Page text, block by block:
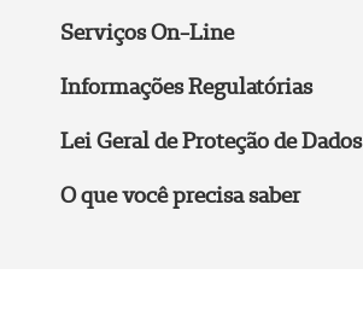
Serviços On-Line
Informações Regulatórias
Lei Geral de Proteção de Dados
O que você precisa saber